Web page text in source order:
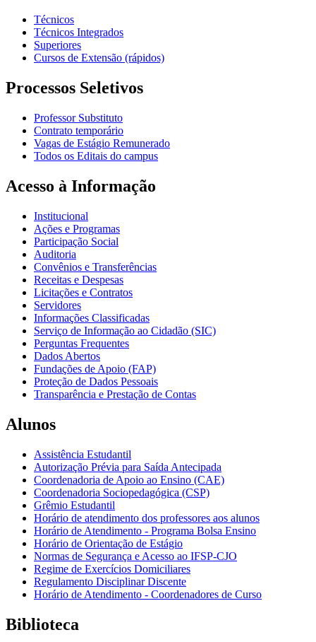
Técnicos
Técnicos Integrados
Superiores
Cursos de Extensão (rápidos)
Processos Seletivos
Professor Substituto
Contrato temporário
Vagas de Estágio Remunerado
Todos os Editais do campus
Acesso à Informação
Institucional
Ações e Programas
Participação Social
Auditoria
Convênios e Transferências
Receitas e Despesas
Licitações e Contratos
Servidores
Informações Classificadas
Serviço de Informação ao Cidadão (SIC)
Perguntas Frequentes
Dados Abertos
Fundações de Apoio (FAP)
Proteção de Dados Pessoais
Transparência e Prestação de Contas
Alunos
Assistência Estudantil
Autorização Prévia para Saída Antecipada
Coordenadoria de Apoio ao Ensino (CAE)
Coordenadoria Sociopedagógica (CSP)
Grêmio Estudantil
Horário de atendimento dos professores aos alunos
Horário de Atendimento - Programa Bolsa Ensino
Horário de Orientação de Estágio
Normas de Segurança e Acesso ao IFSP-CJO
Regime de Exercícios Domiciliares
Regulamento Disciplinar Discente
Horário de Atendimento - Coordenadores de Curso
Biblioteca